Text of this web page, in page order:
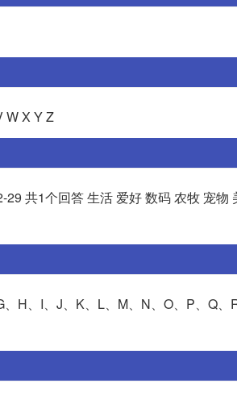
W X Y Z
共1个回答 生活 爱好 数码 农牧 宠
H、I、J、K、L、M、N、O、P、Q